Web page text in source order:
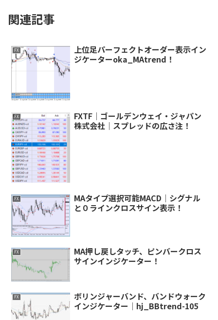
関連記事
FX
上位足パーフェクトオーダー表示イン
ジケーターoka_MAtrend！
FX
FXTF｜ゴールデンウェイ・ジャパン
株式会社｜スプレッドの広さ注！
FX
MAタイプ選択可能MACD｜シグナル
と０ラインクロスサイン表示！
FX
MA押し戻しタッチ、ピンバークロス
サインインジケーター！
FX
ボリンジャーバンド、バンドウォーク
インジケーター｜hj_BBtrend-105